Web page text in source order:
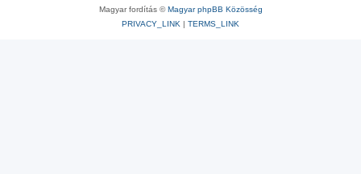
Magyar fordítás ©Magyar phpBB Közösség
PRIVACY_LINK | TERMS_LINK